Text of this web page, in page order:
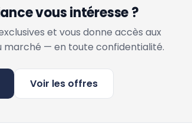
vous intéresse ?
et vous donne accès aux
— en toute confidentialité.
Voir les offres